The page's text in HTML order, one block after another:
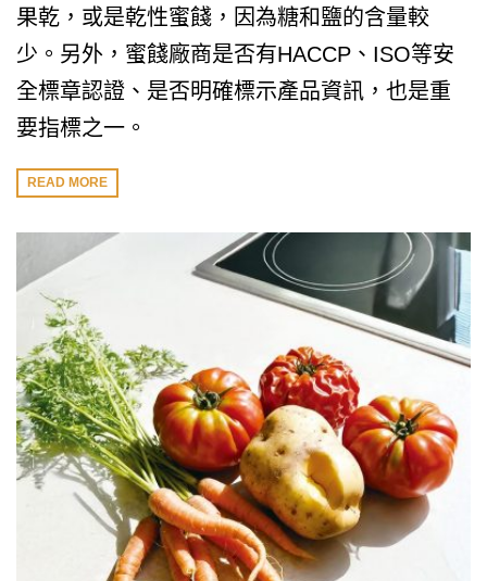
果乾，或是乾性蜜餞，因為糖和鹽的含量較
少。另外，蜜餞廠商是否有HACCP、ISO等安
全標章認證、是否明確標示產品資訊，也是重
要指標之一。
READ MORE